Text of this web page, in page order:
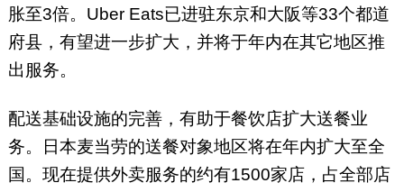
胀至3倍。Uber Eats已进驻东京和大阪等33个都道
府县，有望进一步扩大，并将于年内在其它地区推
出服务。
配送基础设施的完善，有助于餐饮店扩大送餐业
务。日本麦当劳的送餐对象地区将在年内扩大至全
国。现在提供外卖服务的约有1500家店，占全部店